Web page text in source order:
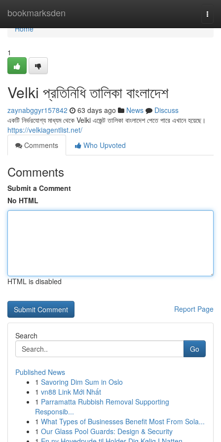
bookmarksden
Home
Home
1
Velki প্রতিনিধি তালিকা বাংলাদেশ
zaynabggyr157842 63 days ago News
Discuss
একটি নির্ভরযোগ্য মাধ্যম থেকে Velki এজেন্ট তালিকা বাংলাদেশ পেতে পারে এখানে হয়েছে।
https://velkiagentlist.net/
Comments
Who Upvoted
Comments
Submit a Comment
No HTML
HTML is disabled
Report Page
Search
Go
Published News
1 Savoring Dim Sum in Oslo
1 vn88 Link Mới Nhất
1 Parramatta Rubbish Removal Supporting
Responsib...
1 What Types of Businesses Benefit Most From Sola...
1 Our Glass Pool Guards: Design & Security